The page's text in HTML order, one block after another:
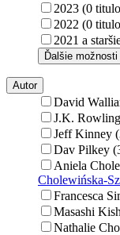
2023 (0
2022 (0
2021 a
Ďalšie možnosti
Autor
David
J.K.
Jeff Kinney
Dav Pilkey
Aniela
Cholewińska-
Francesca
Masashi
Nathalie